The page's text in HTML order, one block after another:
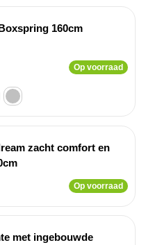
160cm
Op voorraad
zacht comfort en
Op voorraad
met ingebouwde